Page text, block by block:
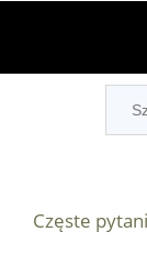
Częste